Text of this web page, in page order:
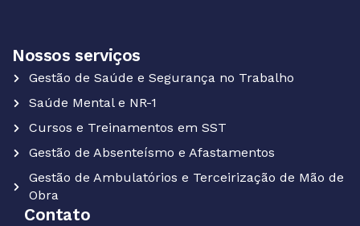
Nossos serviços
Gestão de Saúde e Segurança no Trabalho
Saúde Mental e NR-1
Cursos e Treinamentos em SST
Gestão de Absenteísmo e Afastamentos
Gestão de Ambulatórios e Terceirização de Mão de
Obra
Contato